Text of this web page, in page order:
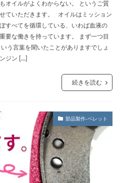
オイルがよくわからない。 というご質
ていただきます。 オイルはミッション
すべてを循環している、いわば血液の
要な働きを持っています。 まず一つ目
う言葉を聞いたことがありますでしょ
ジン […]
続きを読む
部品製作-ベレット